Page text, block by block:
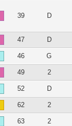
39 D
47
D
46 G
49
2
52 D
62
2
63
2